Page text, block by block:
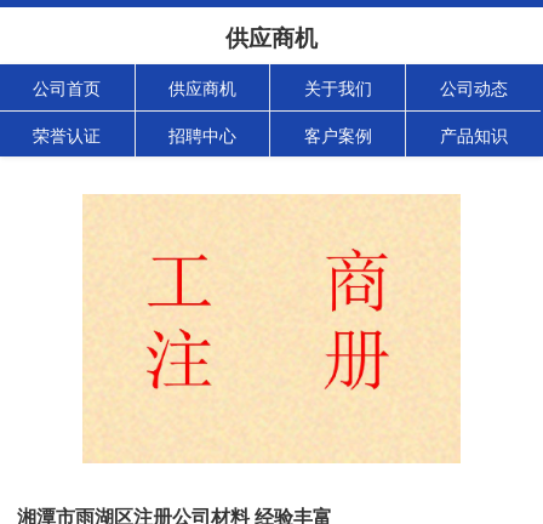
供应商机
公司首页 供应商机 关于我们 公司动态
荣誉认证 招聘中心 客户案例 产品知识
湘潭市雨湖区注册公司材料 经验丰富